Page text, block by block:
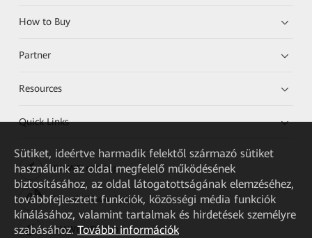
How to Buy
Partner
Resources
Quick Links
HUAWEI eKit App
Huawei HiKnow App
HUAWEI eFly App
Sütiket, ideértve harmadik felektől származó sütiket
használunk az oldal megfelelő működésének
biztosításához, az oldal látogatottságának elemzéséhez,
továbbfejlesztett funkciók, közösségi média funkciók
kínálásához, valamint tartalmak és hirdetések személyre
szabásához. További információk